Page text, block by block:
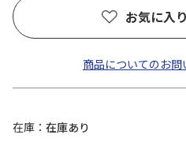
お気に入
商品についてのお
在庫
在庫あり